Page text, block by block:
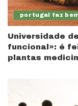
portugal faz
Universidade
funcional»: é
plantas